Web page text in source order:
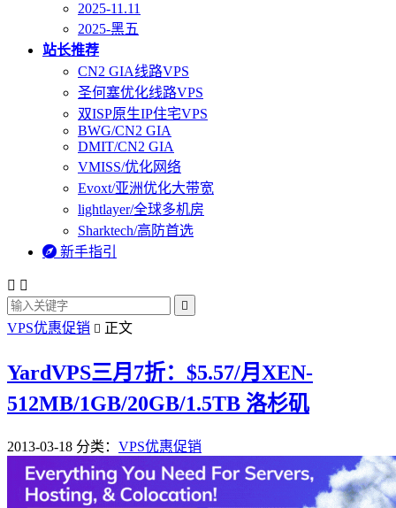
2025-11.11
2025-黑五
站长推荐
CN2 GIA线路VPS
圣何塞优化线路VPS
双ISP原生IP住宅VPS
BWG/CN2 GIA
DMIT/CN2 GIA
VMISS/优化网络
Evoxt/亚洲优化大带宽
lightlayer/全球多机房
Sharktech/高防首选
 新手指引
 

VPS优惠促销  正文
YardVPS三月7折：$5.57/月XEN-
512MB/1GB/20GB/1.5TB 洛杉矶
2013-03-18 分类： VPS优惠促销